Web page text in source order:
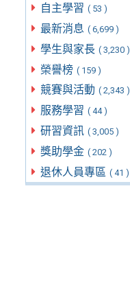
自主學習 ( 53 )
最新消息 ( 6,699 )
學生與家長 ( 3,230 )
榮譽榜 ( 159 )
競賽與活動 ( 2,343 )
服務學習 ( 44 )
研習資訊 ( 3,005 )
獎助學金 ( 202 )
退休人員專區 ( 41 )